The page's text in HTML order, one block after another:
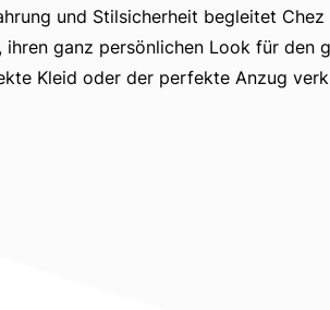
und Stilsicherheit begleitet
und Stilsicherheit begleitet Chez
ihren ganz persönlichen Look für den
Kleid oder der perfekte Anzug